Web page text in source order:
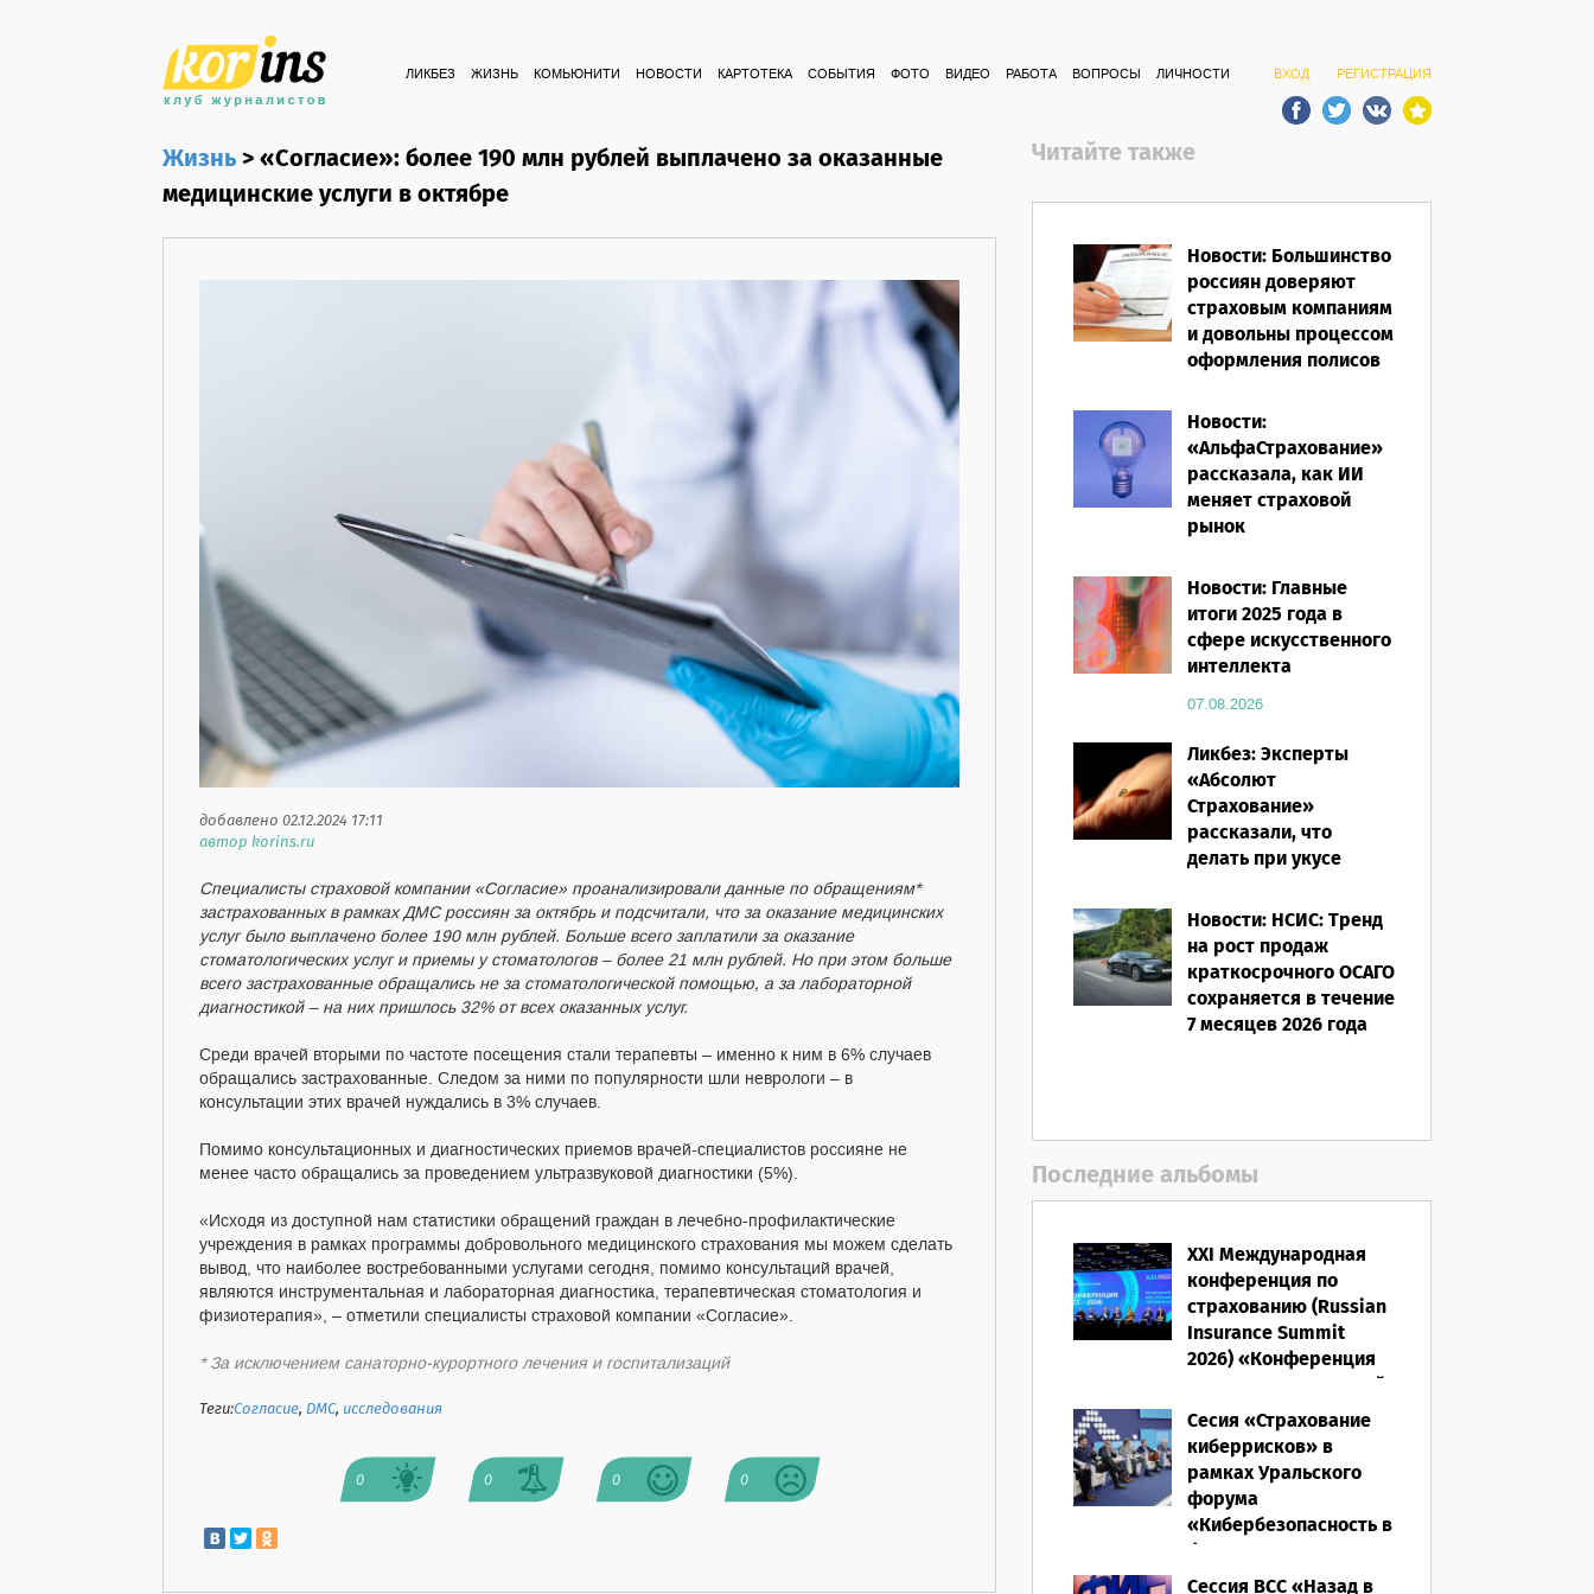
ВХОД РЕГИСТРАЦИЯ
ЛИКБЕЗ ЖИЗНЬ КОМЬЮНИТИ НОВОСТИ КАРТОТЕКА СОБЫТИЯ ФОТО ВИДЕО РАБОТА ВОПРОСЫ ЛИЧНОСТИ
Жизнь>«Согласие»: более 190 млн рублей выплачено за оказанные
медицинские услуги в октябре
добавлено 02.12.2024 17:11
автор korins.ru
Специалисты страховой компании «Согласие» проанализировали данные по обращениям*
застрахованных в рамках ДМС россиян за октябрь и подсчитали, что за оказание медицинских
услуг было выплачено более 190 млн рублей. Больше всего заплатили за оказание
стоматологических услуг и приемы у стоматологов – более 21 млн рублей. Но при этом больше
всего застрахованные обращались не за стоматологической помощью, а за лабораторной
диагностикой – на них пришлось 32% от всех оказанных услуг.
Среди врачей вторыми по частоте посещения стали терапевты – именно к ним в 6% случаев
обращались застрахованные. Следом за ними по популярности шли неврологи – в
консультации этих врачей нуждались в 3% случаев.
Помимо консультационных и диагностических приемов врачей-специалистов россияне не
менее часто обращались за проведением ультразвуковой диагностики (5%).
«Исходя из доступной нам статистики обращений граждан в лечебно-профилактические
учреждения в рамках программы добровольного медицинского страхования мы можем сделать
вывод, что наиболее востребованными услугами сегодня, помимо консультаций врачей,
являются инструментальная и лабораторная диагностика, терапевтическая стоматология и
физиотерапия», – отметили специалисты страховой компании «Согласие».
* За исключением санаторно-курортного лечения и госпитализаций
Теги:Согласие, ДМС, исследования
0 0 0 0
Читайте также
Новости: Большинство
россиян доверяют
страховым компаниям
и довольны процессом
оформления полисов
Новости:
«АльфаСтрахование»
рассказала, как ИИ
меняет страховой
рынок
Новости: Главные
итоги 2025 года в
сфере искусственного
интеллекта
07.08.2026
Ликбез: Эксперты
«Абсолют
Страхование»
рассказали, что
делать при укусе
путешествии
07.08.2026
Новости: НСИС: Тренд
на рост продаж
краткосрочного ОСАГО
сохраняется в течение
7 месяцев 2026 года
Последние альбомы
XXI Международная
конференция по
страхованию (Russian
Insurance Summit
2026) «Конференция
ВСС-2026: Культурный
код страхования/
Человеческий
фактор»
28.05.2026
Сесия «Страхование
киберрисков» в
рамках Уральского
форума
«Кибербезопасность в
финансах» 2026
16.03.2026
Сессия ВСС «Назад в